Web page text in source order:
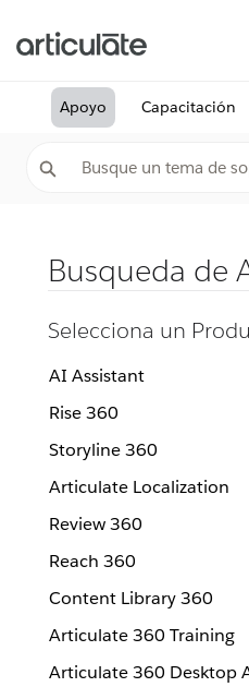
Apoyo Capacitación
Busqueda de
Selecciona un
AI Assistant
Rise 360
Storyline 360
Articulate Localization
Review 360
Reach 360
Content Library 360
Articulate 360 Training
Articulate 360 Desktop